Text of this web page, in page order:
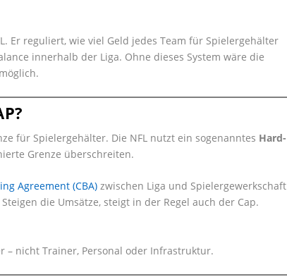
Er reguliert, wie viel Geld jedes Team für Spielergehälter
innerhalb der Liga. Ohne dieses System wäre die
für Spielergehälter. Die NFL nutzt ein sogenanntes Hard-
Grenze überschreiten.
Agreement (CBA) zwischen Liga und Spielergewerkschaft
die Umsätze, steigt in der Regel auch der Cap.
– nicht Trainer, Personal oder Infrastruktur.